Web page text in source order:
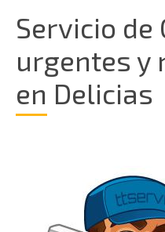
Servicio de
urgentes y
en Delicias